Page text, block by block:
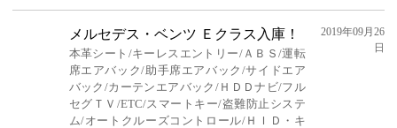
メルセデス・ベンツ Ｅクラス入庫！
本革シート/キーレスエントリー/ＡＢＳ/運転
席エアバック/助手席エアバック/サイドエア
バック/カーテンエアバック/ＨＤＤナビ/フル
セグＴＶ/ETC/スマートキー/盗難防止システ
ム/オートクルーズコントロール/ＨＩＤ・キ
2019年09月26
日